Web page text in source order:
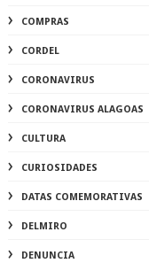
DELMIRO
DENUNCIA
DEPUTADOESTADUAL
DESTAQUE
DINHEIRO
DR.RAFAEL
ECONOMIA
ECOTURISMO
EDUCAÇÃO